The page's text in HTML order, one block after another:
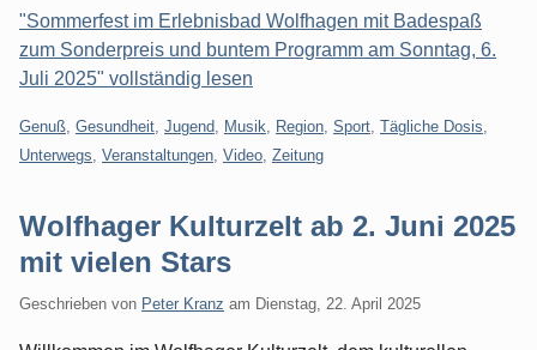
"Sommerfest im Erlebnisbad Wolfhagen mit Badespaß
zum Sonderpreis und buntem Programm am Sonntag, 6.
Juli 2025" vollständig lesen
Kategorien:
Genuß Gesundheit Jugend Musik Region Sport Tägliche Dosis
Unterwegs Veranstaltungen Video Zeitung
Wolfhager Kulturzelt ab 2. Juni 2025
mit vielen Stars
Geschrieben von Peter Kranz am Dienstag, 22. April 2025